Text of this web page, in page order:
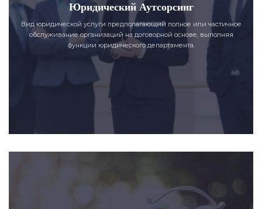
Юридический Аутсорсинг
Вид юридической услуги предполагающий полное или частичное
обслуживание организаций на договорной основе, выполняя
функции юридического департамента.